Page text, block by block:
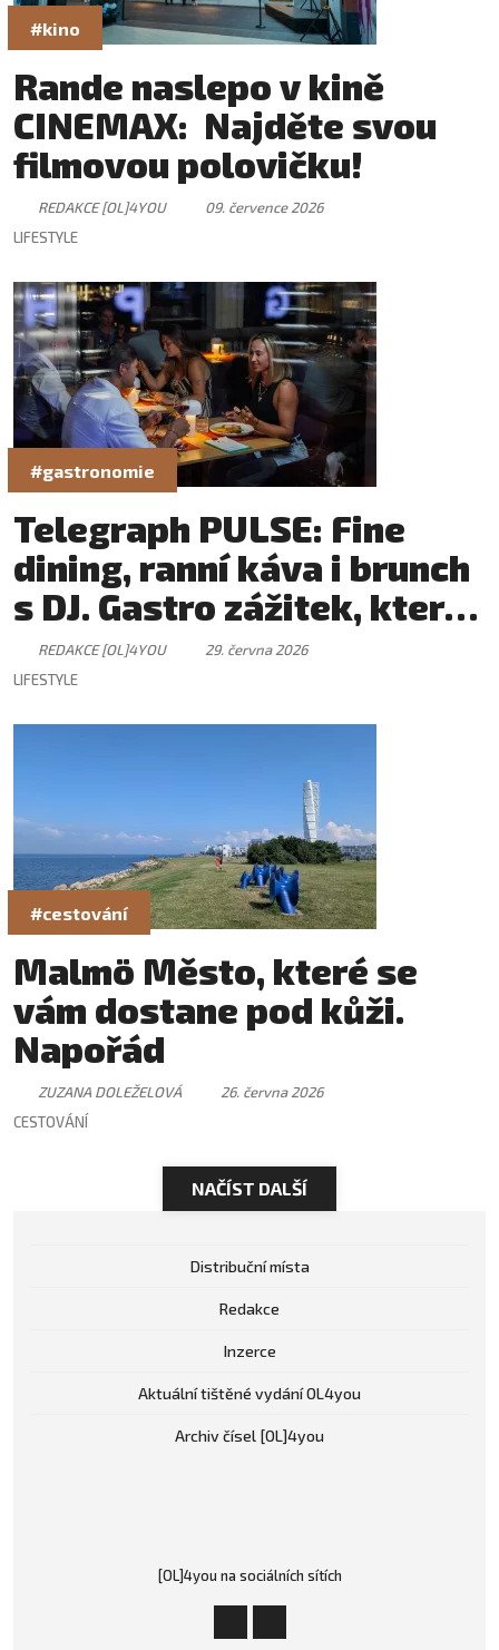
#kino
Rande naslepo v kině
CINEMAX: Najděte svou
filmovou polovičku!
REDAKCE [OL]4YOU
09. července 2026
LIFESTYLE
#gastronomie
Telegraph PULSE: Fine
dining, ranní káva i brunch
s DJ. Gastro zážitek, který
má svůj rytmus
REDAKCE [OL]4YOU
29. června 2026
LIFESTYLE
#cestování
Malmö Město, které se
vám dostane pod kůži.
Napořád
ZUZANA DOLEŽELOVÁ
26. června 2026
CESTOVÁNÍ
NAČÍST DALŠÍ
Distribuční místa
Redakce
Inzerce
Aktuální tištěné vydání OL4you
Archiv čísel [OL]4you
[OL]4you na sociálních sítích